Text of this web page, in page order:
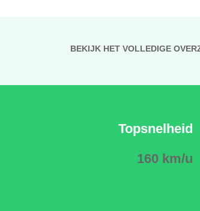
BEKIJK HET VOLLEDIGE
Topsnelheid
160 km/u